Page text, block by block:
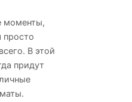
моменты,
просто
В этой
придут